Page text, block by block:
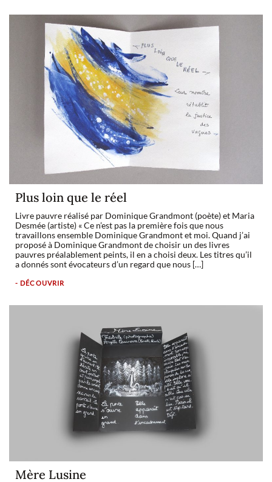
Plus loin que le réel
Livre pauvre réalisé par Dominique Grandmont (poète) et Maria
Desmée (artiste) « Ce n’est pas la première fois que nous
travaillons ensemble Dominique Grandmont et moi. Quand j’ai
proposé à Dominique Grandmont de choisir un des livres
pauvres préalablement peints, il en a choisi deux. Les titres qu’il
a donnés sont évocateurs d’un regard que nous […]
- DÉCOUVRIR
Mère Lusine